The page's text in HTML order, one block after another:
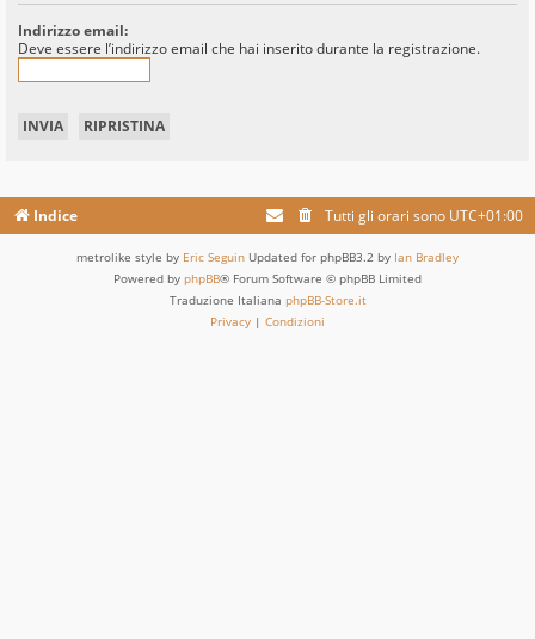
Indirizzo email:
Deve essere l’indirizzo email che hai inserito durante la registrazione.
Indice Tutti gli orari sono UTC+01:00
metrolike style by Eric Seguin Updated for phpBB3.2 by Ian Bradley
Powered by phpBB® Forum Software © phpBB Limited
Traduzione Italiana phpBB-Store.it
Privacy | Condizioni